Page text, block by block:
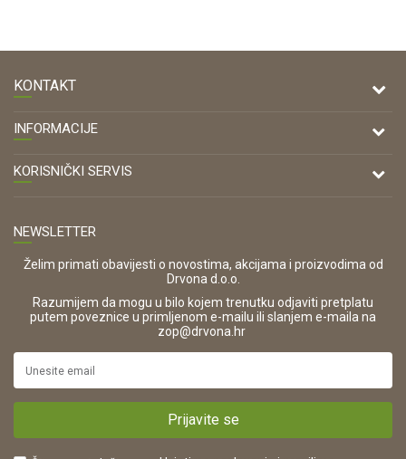
KONTAKT
DRVONA D.O.O.
Antuna Mihanovića 7,
47000 Karlovac
OIB:
42821181683
16280
https://www.drvona.hr/
POREZNI BROJ:
INFORMACIJE
O nama
KORISNIČKI SERVIS
Zaštita privatnosti i osobnih podataka
Korištenje kolačića
Pravo na odustajanje i jednostrani raskid ugovora
Reklamacije
Plaćanje karticama
Što dobivam registracijom?
NEWSLETTER
Želim primati obavijesti o novostima, akcijama i proizvodima od
Drvona d.o.o.
Razumijem da mogu u bilo kojem trenutku odjaviti pretplatu
putem poveznice u primljenom e-mailu ili slanjem e-maila na
zop@drvona.hr
Prijavite se